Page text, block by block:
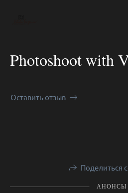
Photoshoot with
Оставить отзыв
Поделиться
АНОНСЫ